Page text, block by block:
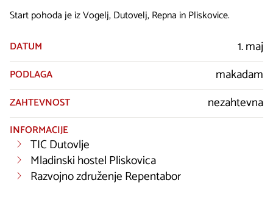
Start pohoda je iz Vogelj, Dutovelj, Repna in Pliskovice.
DATUM
1. maj
PODLAGA makadam
ZAHTEVNOST nezahtevna
INFORMACIJE
TIC Dutovlje
Mladinski hostel Pliskovica
Razvojno združenje Repentabor